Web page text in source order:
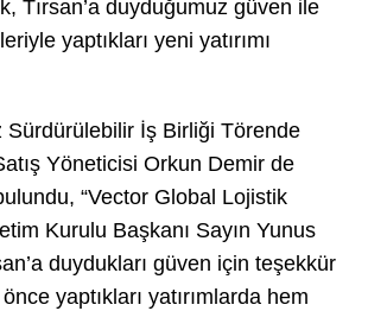
Tırsan’a duyduğumuz güven ile
yaptıkları yeni yatırımı
Sürdürülebilir İş Birliği Törende
Yöneticisi Orkun Demir de
“Vector Global Lojistik
Kurulu Başkanı Sayın Yunus
duydukları güven için teşekkür
yaptıkları yatırımlarda hem